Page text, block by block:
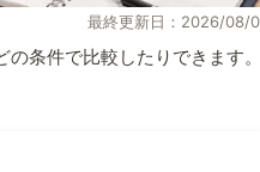
最終更新日：2026/08/
の条件で比較したりできます